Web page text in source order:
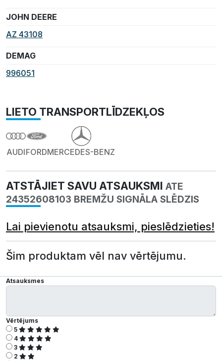
JOHN DEERE
AZ 43108
DEMAG
996051
LIETO TRANSPORTLĪDZEKĻOS
AUDIFORDMERCEDES-BENZ
ATSTĀJIET SAVU ATSAUKSMI ATE
24352608103 BREMŽU SIGNĀLA SLĒDZIS
Lai pievienotu atsauksmi, pieslēdzieties!
Šim produktam vēl nav vērtējumu.
Atsauksmes
Vērtējums
5
4
3
2